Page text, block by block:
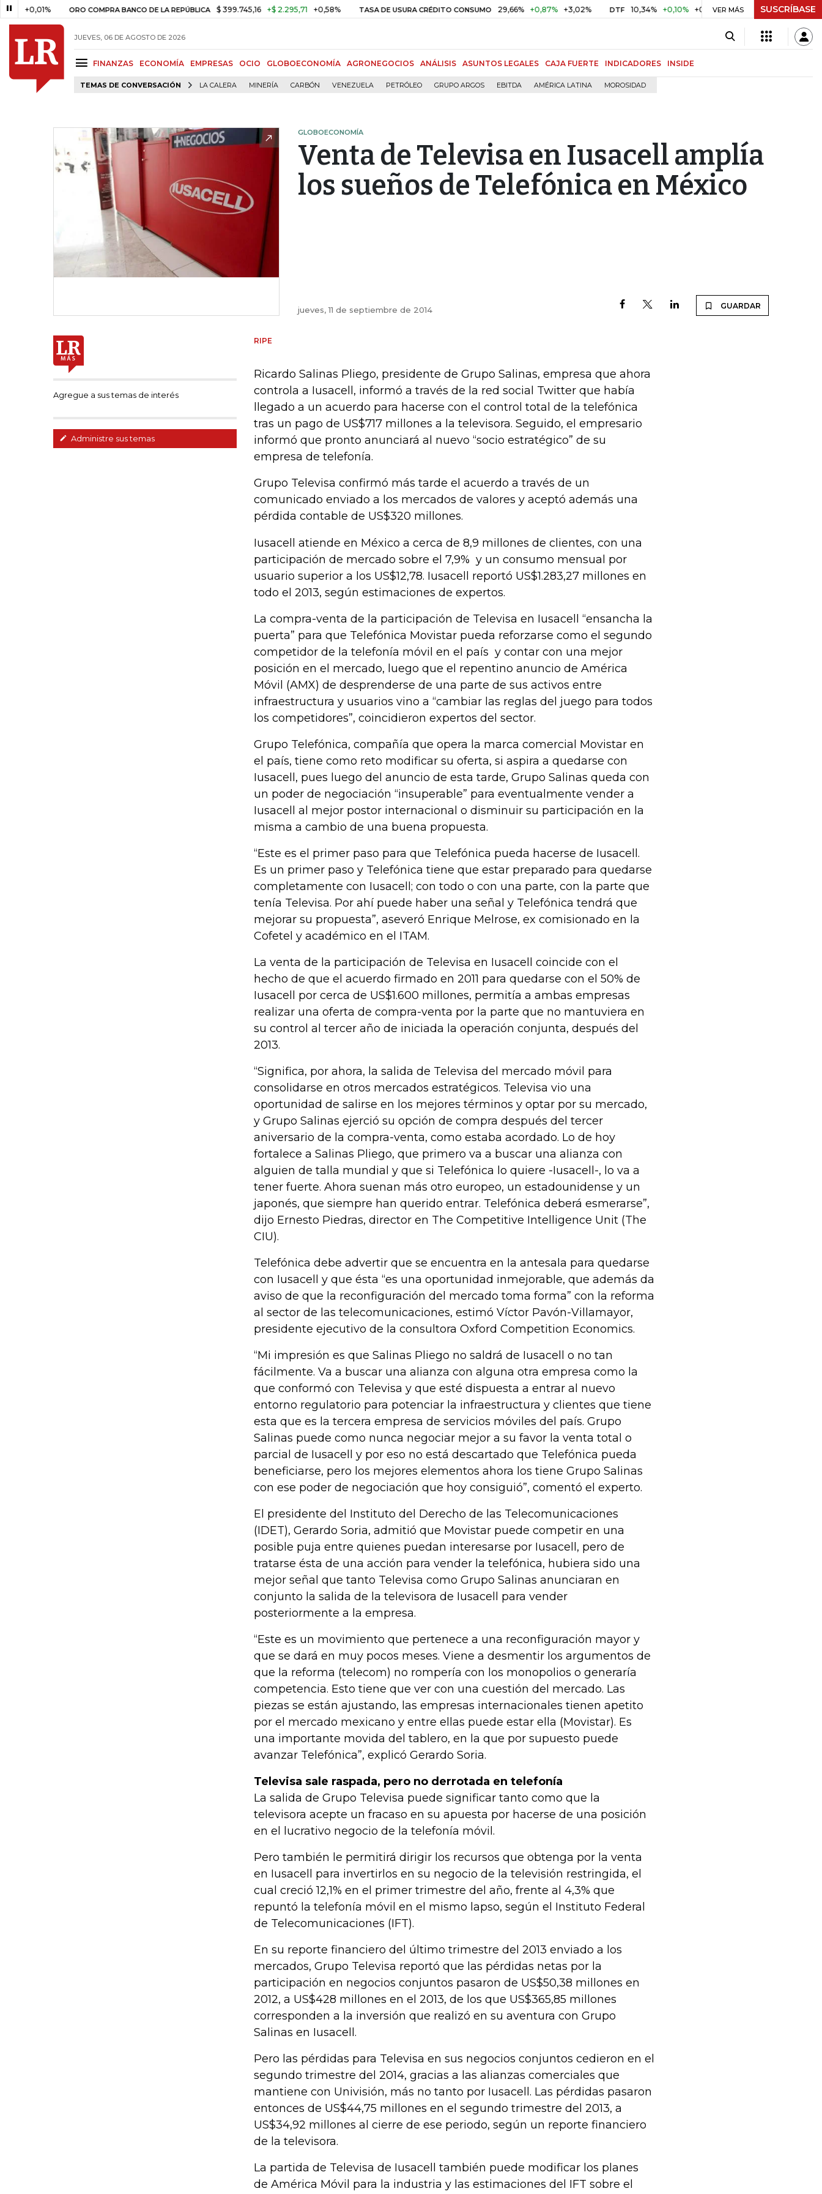
ORO COMPRA BANCO DE LA REPÚBLICA $ 399.745,16 +$ 2.295,71 +0,58% TASA DE USURA CRÉDITO CONSUMO 29,66% +0,87% +3,02% DTF 10,34% +0,10% +0,98% UVR $ 416,86 +$ 0,05
VER MÁS SUSCRÍBASE
JUEVES, 06 DE AGOSTO DE 2026
FINANZAS ECONOMÍA EMPRESAS OCIO GLOBOECONOMÍA AGRONEGOCIOS ANÁLISIS ASUNTOS LEGALES CAJA FUERTE INDICADORES INSIDE
TEMAS DE CONVERSACIÓN LA CALERA MINERÍA CARBÓN VENEZUELA PETRÓLEO GRUPO ARGOS EBITDA AMÉRICA LATINA MOROSIDAD
GLOBOECONOMÍA
Venta de Televisa en Iusacell amplía
los sueños de Telefónica en México
jueves, 11 de septiembre de 2014 GUARDAR
Agregue a sus temas de interés
Administre sus temas
RIPE
Ricardo Salinas Pliego, presidente de Grupo Salinas, empresa que ahora
controla a Iusacell, informó a través de la red social Twitter que había
llegado a un acuerdo para hacerse con el control total de la telefónica
tras un pago de US$717 millones a la televisora. Seguido, el empresario
informó que pronto anunciará al nuevo “socio estratégico” de su
empresa de telefonía.
Grupo Televisa confirmó más tarde el acuerdo a través de un
comunicado enviado a los mercados de valores y aceptó además una
pérdida contable de US$320 millones.
Iusacell atiende en México a cerca de 8,9 millones de clientes, con una
participación de mercado sobre el 7,9% y un consumo mensual por
usuario superior a los US$12,78. Iusacell reportó US$1.283,27 millones en
todo el 2013, según estimaciones de expertos.
La compra-venta de la participación de Televisa en Iusacell “ensancha la
puerta” para que Telefónica Movistar pueda reforzarse como el segundo
competidor de la telefonía móvil en el país y contar con una mejor
posición en el mercado, luego que el repentino anuncio de América
Móvil (AMX) de desprenderse de una parte de sus activos entre
infraestructura y usuarios vino a “cambiar las reglas del juego para todos
los competidores”, coincidieron expertos del sector.
Grupo Telefónica, compañía que opera la marca comercial Movistar en
el país, tiene como reto modificar su oferta, si aspira a quedarse con
Iusacell, pues luego del anuncio de esta tarde, Grupo Salinas queda con
un poder de negociación “insuperable” para eventualmente vender a
Iusacell al mejor postor internacional o disminuir su participación en la
misma a cambio de una buena propuesta.
“Este es el primer paso para que Telefónica pueda hacerse de Iusacell.
Es un primer paso y Telefónica tiene que estar preparado para quedarse
completamente con Iusacell; con todo o con una parte, con la parte que
tenía Televisa. Por ahí puede haber una señal y Telefónica tendrá que
mejorar su propuesta”, aseveró Enrique Melrose, ex comisionado en la
Cofetel y académico en el ITAM.
La venta de la participación de Televisa en Iusacell coincide con el
hecho de que el acuerdo firmado en 2011 para quedarse con el 50% de
Iusacell por cerca de US$1.600 millones, permitía a ambas empresas
realizar una oferta de compra-venta por la parte que no mantuviera en
su control al tercer año de iniciada la operación conjunta, después del
2013.
“Significa, por ahora, la salida de Televisa del mercado móvil para
consolidarse en otros mercados estratégicos. Televisa vio una
oportunidad de salirse en los mejores términos y optar por su mercado,
y Grupo Salinas ejerció su opción de compra después del tercer
aniversario de la compra-venta, como estaba acordado. Lo de hoy
fortalece a Salinas Pliego, que primero va a buscar una alianza con
alguien de talla mundial y que si Telefónica lo quiere -Iusacell-, lo va a
tener fuerte. Ahora suenan más otro europeo, un estadounidense y un
japonés, que siempre han querido entrar. Telefónica deberá esmerarse”,
dijo Ernesto Piedras, director en The Competitive Intelligence Unit (The
CIU).
Telefónica debe advertir que se encuentra en la antesala para quedarse
con Iusacell y que ésta “es una oportunidad inmejorable, que además da
aviso de que la reconfiguración del mercado toma forma” con la reforma
al sector de las telecomunicaciones, estimó Víctor Pavón-Villamayor,
presidente ejecutivo de la consultora Oxford Competition Economics.
“Mi impresión es que Salinas Pliego no saldrá de Iusacell o no tan
fácilmente. Va a buscar una alianza con alguna otra empresa como la
que conformó con Televisa y que esté dispuesta a entrar al nuevo
entorno regulatorio para potenciar la infraestructura y clientes que tiene
esta que es la tercera empresa de servicios móviles del país. Grupo
Salinas puede como nunca negociar mejor a su favor la venta total o
parcial de Iusacell y por eso no está descartado que Telefónica pueda
beneficiarse, pero los mejores elementos ahora los tiene Grupo Salinas
con ese poder de negociación que hoy consiguió”, comentó el experto.
El presidente del Instituto del Derecho de las Telecomunicaciones
(IDET), Gerardo Soria, admitió que Movistar puede competir en una
posible puja entre quienes puedan interesarse por Iusacell, pero de
tratarse ésta de una acción para vender la telefónica, hubiera sido una
mejor señal que tanto Televisa como Grupo Salinas anunciaran en
conjunto la salida de la televisora de Iusacell para vender
posteriormente a la empresa.
“Este es un movimiento que pertenece a una reconfiguración mayor y
que se dará en muy pocos meses. Viene a desmentir los argumentos de
que la reforma (telecom) no rompería con los monopolios o generaría
competencia. Esto tiene que ver con una cuestión del mercado. Las
piezas se están ajustando, las empresas internacionales tienen apetito
por el mercado mexicano y entre ellas puede estar ella (Movistar). Es
una importante movida del tablero, en la que por supuesto puede
avanzar Telefónica”, explicó Gerardo Soria.
Televisa sale raspada, pero no derrotada en telefonía
La salida de Grupo Televisa puede significar tanto como que la
televisora acepte un fracaso en su apuesta por hacerse de una posición
en el lucrativo negocio de la telefonía móvil.
Pero también le permitirá dirigir los recursos que obtenga por la venta
en Iusacell para invertirlos en su negocio de la televisión restringida, el
cual creció 12,1% en el primer trimestre del año, frente al 4,3% que
repuntó la telefonía móvil en el mismo lapso, según el Instituto Federal
de Telecomunicaciones (IFT).
En su reporte financiero del último trimestre del 2013 enviado a los
mercados, Grupo Televisa reportó que las pérdidas netas por la
participación en negocios conjuntos pasaron de US$50,38 millones en
2012, a US$428 millones en el 2013, de los que US$365,85 millones
corresponden a la inversión que realizó en su aventura con Grupo
Salinas en Iusacell.
Pero las pérdidas para Televisa en sus negocios conjuntos cedieron en el
segundo trimestre del 2014, gracias a las alianzas comerciales que
mantiene con Univisión, más no tanto por Iusacell. Las pérdidas pasaron
entonces de US$44,75 millones en el segundo trimestre del 2013, a
US$34,92 millones al cierre de ese periodo, según un reporte financiero
de la televisora.
La partida de Televisa de Iusacell también puede modificar los planes
de América Móvil para la industria y las estimaciones del IFT sobre el